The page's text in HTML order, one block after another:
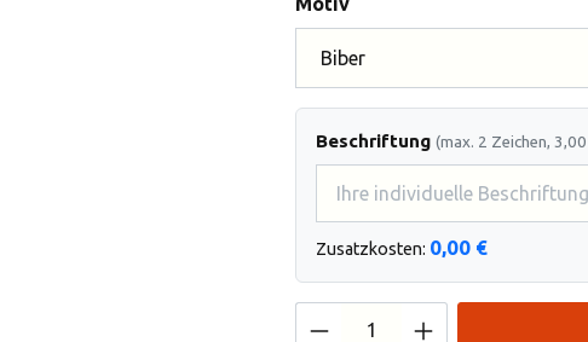
Beschriftung (max. 2 Zeichen,
Zusatzkosten: 0,00 €
Produkt Anzahl: Gib